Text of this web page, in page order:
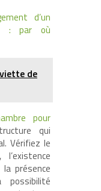
d’un
: par où
de
pour
qui
Vérifiez le
présence
possibilité